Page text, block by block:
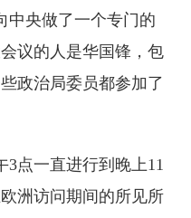
中央做了一个专门的
议的人是华国锋，包
政治局委员都参加了
点一直进行到晚上11
洲访问期间的所见所